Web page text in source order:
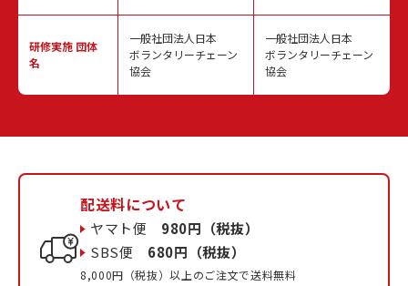
研修実施 団体
名
一般社団法人日本
ボランタリーチェーン
協会
一般社団法人日本
ボランタリーチェーン
協会
配送料について
ヤマト便 980円（税抜）
SBS便 680円（税抜）
8,000円（税抜）以上のご注文で送料無料